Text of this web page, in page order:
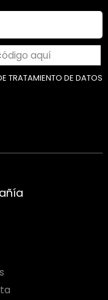
TRATAMIENTO DE DATOS